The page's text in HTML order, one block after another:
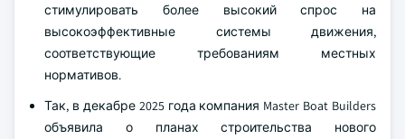
стимулировать более высокий спрос на
высокоэффективные системы движения,
соответствующие требованиям местных
нормативов.
Так, в декабре 2025 года компания Master Boat Builders
объявила о планах строительства нового